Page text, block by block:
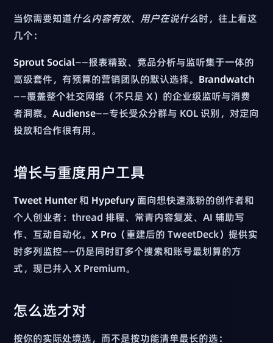
当你需要知道什么内容有效、用户在说什么时，往上看这
几个：
Sprout Social——报表精致、竞品分析与监听集于一体的
高级套件，有预算的营销团队的默认选择。 Brandwatch
——覆盖整个社交网络（不只是 X）的企业级监听与消费
者洞察。Audiense——专长受众分群与 KOL 识别，对定向
投放和合作很有用。
增长与重度用户工具
Tweet Hunter和 Hypefury 面向想快速涨粉的创作者和
个人创业者：thread 排程、常青内容复发、AI 辅助写
作、互动自动化。X Pro （重建后的 TweetDeck）提供实
时多列监控——仍是同时盯多个搜索和账号最划算的方
式，现已并入 X Premium。
怎么选才对
按你的实际处境选，而不是按功能清单最长的选：